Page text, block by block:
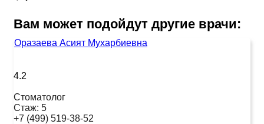
Вам может подойдут другие врачи:
Оразаева Асият Мухарбиевна
4.2
Стоматолог
Стаж: 5
+7 (499) 519-38-52